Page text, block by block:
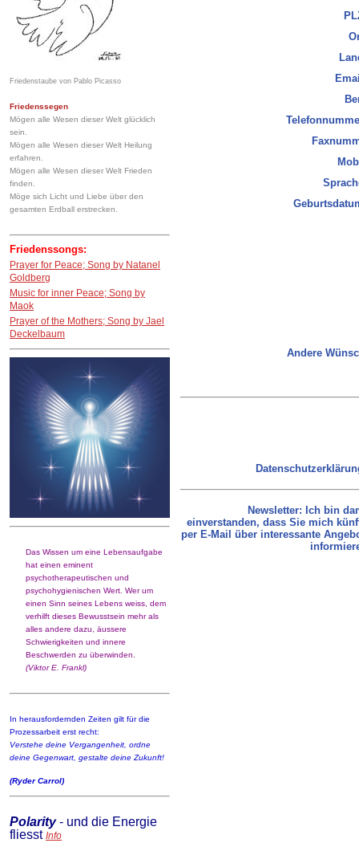
Friedenstaube von Pablo Picasso
Friedenssegen
Mögen alle Wesen dieser Welt glücklich
sein.
Mögen alle Wesen dieser Welt Heilung
erfahren.
Mögen alle Wesen dieser Welt Frieden
finden.
Möge sich Licht und Liebe über den
gesamten Erdball erstrecken.
Friedenssongs:
Prayer for Peace; Song by Natanel
Goldberg
Music for inner Peace; Song by
Maok
Prayer of the Mothers; Song by Jael
Deckelbaum
Das Wissen um eine Lebensaufgabe
hat einen eminent
psychotherapeutischen und
psychohygienischen Wert. Wer um
einen Sinn seines Lebens weiss, dem
verhilft dieses Bewusstsein mehr als
alles andere dazu, äussere
Schwierigkeiten und innere
Beschwerden zu überwinden.
(Viktor E. Frankl)
In herausfordernden Zeiten gilt für die
Prozessarbeit erst recht:
Verstehe deine Vergangenheit, ordne
deine Gegenwart, gestalte deine Zukunft!
(Ryder Carrol)
Polarity- und die Energie
fliesst Info
Andere
Newsletter: Ich bin
einverstanden, dass Sie mich
per E-Mail über interessante